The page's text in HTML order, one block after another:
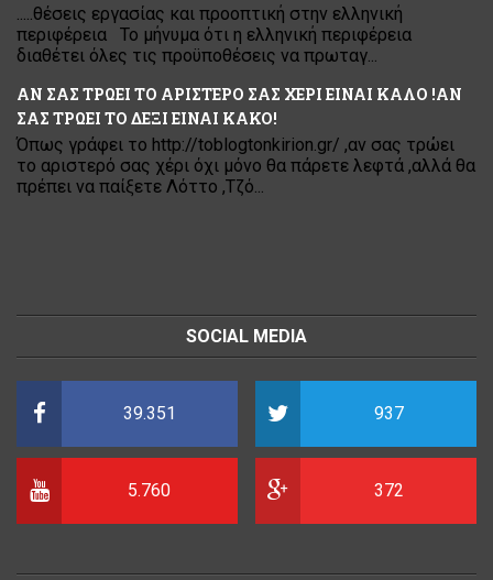
.....θέσεις εργασίας και προοπτική στην ελληνική
περιφέρεια Το μήνυμα ότι η ελληνική περιφέρεια
διαθέτει όλες τις προϋποθέσεις να πρωταγ...
ΑΝ ΣΑΣ ΤΡΩΕΙ ΤΟ ΑΡΙΣΤΕΡΟ ΣΑΣ ΧΕΡΙ ΕΙΝΑΙ ΚΑΛΟ !ΑΝ
ΣΑΣ ΤΡΩΕΙ ΤΟ ΔΕΞΙ ΕΙΝΑΙ ΚΑΚΟ!
Όπως γράφει το http://toblogtonkirion.gr/ ,αν σας τρώει
το αριστερό σας χέρι όχι μόνο θα πάρετε λεφτά ,αλλά θα
πρέπει να παίξετε Λόττο ,Τζό...
SOCIAL MEDIA
39.351 937
5.760 372